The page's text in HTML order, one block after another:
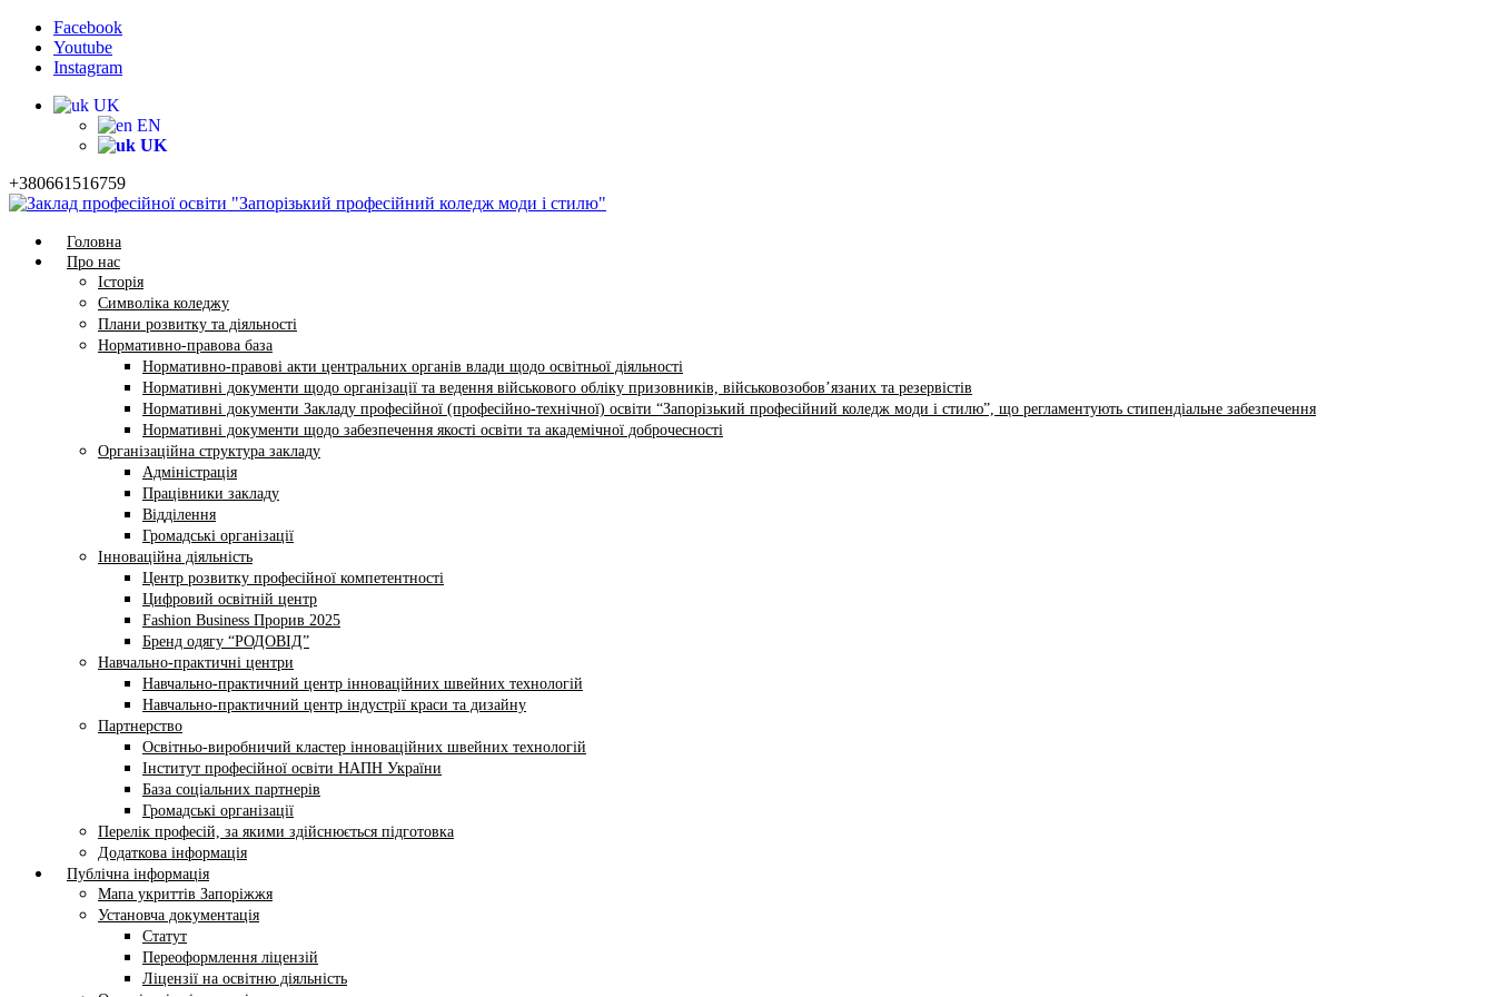
Facebook
Youtube
Instagram
UK
EN
UK
+380661516759
Головна
Про нас
Історія
Символіка коледжу
Плани розвитку та діяльності
Нормативно-правова база
Нормативно-правові акти центральних органів влади щодо освітньої діяльності
Нормативні документи щодо організації та ведення військового обліку призовників, військовозобов’язаних та резервістів
Нормативні документи Закладу професійної (професійно-технічної) освіти “Запорізький професійний коледж моди і стилю”, що регламентують стипендіальне забезпечення
Нормативні документи щодо забезпечення якості освіти та академічної доброчесності
Організаційна структура закладу
Адміністрація
Працівники закладу
Відділення
Громадські організації
Інноваційна діяльність
Центр розвитку професійної компетентності
Цифровий освітній центр
Fashion Business Прорив 2025
Бренд одягу “РОДОВІД”
Навчально-практичні центри
Навчально-практичний центр інноваційних швейних технологій
Навчально-практичний центр індустрії краси та дизайну
Партнерство
Освітньо-виробничий кластер інноваційних швейних технологій
Інститут професійної освіти НАПН України
База соціальних партнерів
Громадські організації
Перелік професій, за якими здійснюється підготовка
Додаткова інформація
Публічна інформація
Мапа укриттів Запоріжжя
Установча документація
Статут
Переоформлення ліцензій
Ліцензії на освітню діяльність